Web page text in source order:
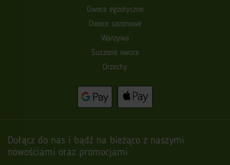
Owoce egzotyczne
Owoce sezonowe
Warzywa
Suszone owoce
Orzechy
Dołącz do nas i bądź na bieżąco z naszymi
nowościami oraz promocjami